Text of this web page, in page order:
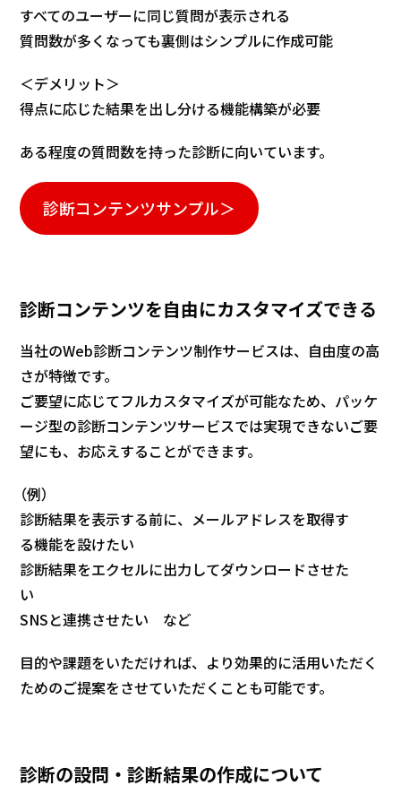
すべてのユーザーに同じ質問が表示される
質問数が多くなっても裏側はシンプルに作成可能
＜デメリット＞
得点に応じた結果を出し分ける機能構築が必要
ある程度の質問数を持った診断に向いています。
診断コンテンツサンプル＞
診断コンテンツを自由にカスタマイズできる
当社のWeb診断コンテンツ制作サービスは、自由度の高
さが特徴です。
ご要望に応じてフルカスタマイズが可能なため、パッケ
ージ型の診断コンテンツサービスでは実現できないご要
望にも、お応えすることができます。
（例）
診断結果を表示する前に、メールアドレスを取得す
る機能を設けたい
診断結果をエクセルに出力してダウンロードさせた
い
SNSと連携させたい など
目的や課題をいただければ、より効果的に活用いただく
ためのご提案をさせていただくことも可能です。
診断の設問・診断結果の作成について